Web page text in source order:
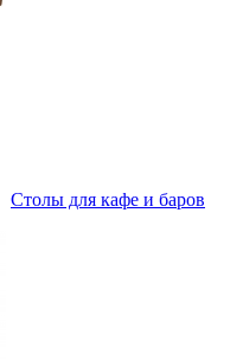
Столы для кафе и баров